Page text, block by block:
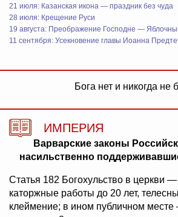
21 июля: Казанская икона — праздник без чуда
28 июля: Крещение Руси
19 августа: Преображение Господне —
11 сентября: Усекновение главы Иоанна
Бога нет и никогда не
ИМПЕРИЯ
Варварские законы
насильственно
Статья 182 Богохульство в церкви
каторжные работы до 20 лет,
клеймение; в ином публичном